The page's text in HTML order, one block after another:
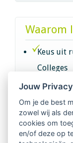
Waarom
Keus uit
Colleges
Intervisie
Netwerk
regio's
Jouw
Om je de best
zowel wij als
cookies om
en/of deze op